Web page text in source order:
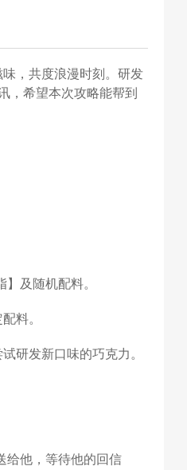
，共度浪漫时刻。研发
，希望本次攻略能帮到
及随机配料。
料。
研发新口味的巧克力。
给他，等待他的回信